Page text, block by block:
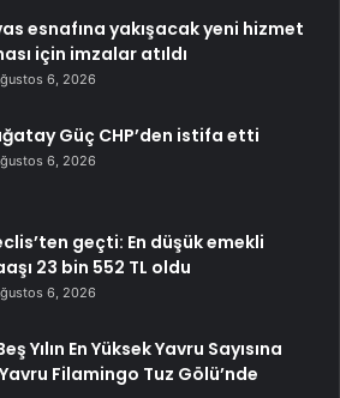
esnafına yakışacak yeni hizmet
için imzalar atıldı
6, 2026
Güç CHP’den istifa etti
6, 2026
geçti: En düşük emekli
23 bin 552 TL oldu
6, 2026
Yılın En Yüksek Yavru Sayısına
Filamingo Tuz Gölü’nde